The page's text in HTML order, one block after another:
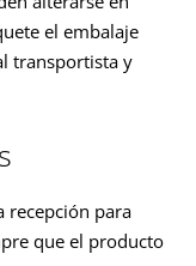
el embalaje
transportista y
recepción para
que el producto